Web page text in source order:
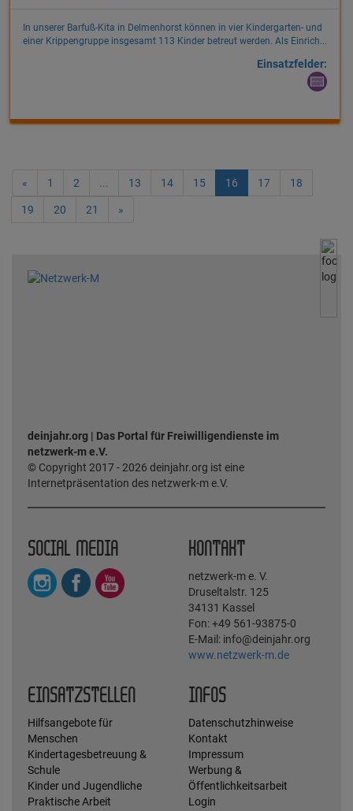
In unserer Barfuß-Kita in Delmenhorst können in vier Kindergarten- und
einer Krippengruppe insgesamt 113 Kinder betreut werden. Als Einrich...
Einsatzfelder:
« 1 2 ... 13 14 15 16 17 18
19 20 21 »
deinjahr.org | Das Portal für Freiwilligendienste im
netzwerk-m e.V.
© Copyright 2017 - 2026 deinjahr.org ist eine
Internetpräsentation des netzwerk-m e.V.
SOCIAL MEDIA KONTAKT
netzwerk-m e. V.
Druseltalstr. 125
34131 Kassel
Fon: +49 561-93875-0
E-Mail: info@deinjahr.org
www.netzwerk-m.de
EINSATZSTELLEN
Hilfsangebote für
Menschen
Kindertagesbetreuung &
Schule
Kinder und Jugendliche
Praktische Arbeit
INFOS
Datenschutzhinweise
Kontakt
Impressum
Werbung &
Öffentlichkeitsarbeit
Login